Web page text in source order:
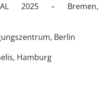
2025 – Bremen,
Berlin
Hamburg